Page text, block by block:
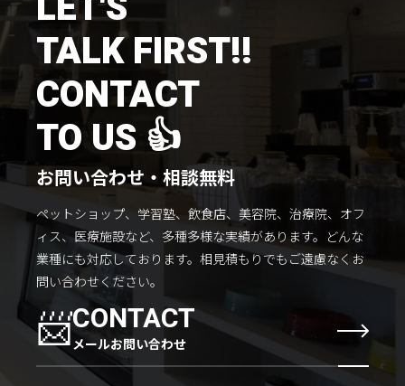
はじめての方
店舗内装工事.comの強み
施工までの流れ
コラムを読む
お客様のこえ
採用情報 会社概要
TALK FIRST!!
CONTACT
TO US 👍
お問い合わせ・相談無料
ペットショップ、学習塾、飲食店、美容院、治療院、オフ
ィス、医療施設など、多種多様な実績があります。 どんな
業種にも対応しております。 相見積もりでもご遠慮なくお
問い合わせください。
📨CONTACT
メールお問い合わせ